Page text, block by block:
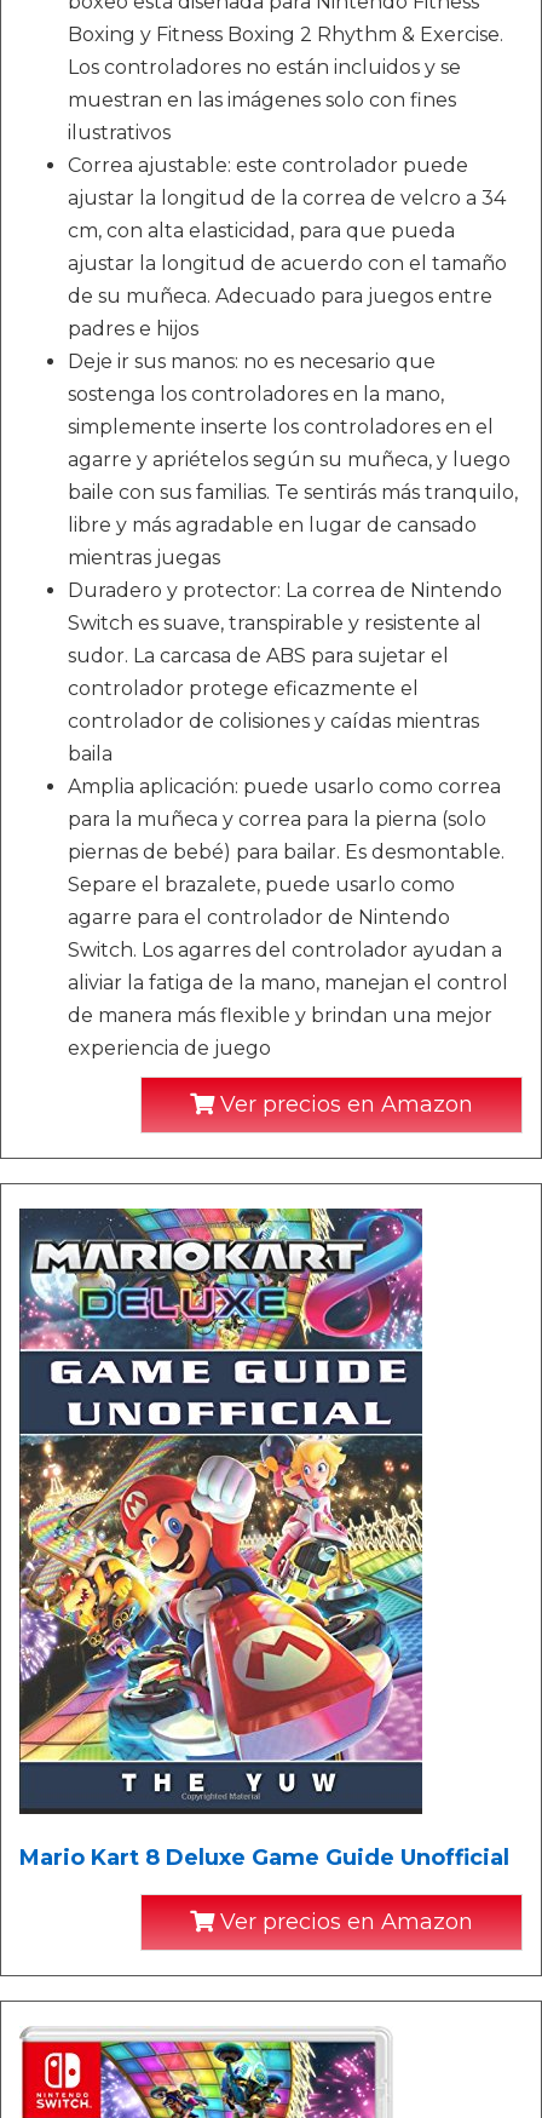
Boxing y Fitness Boxing 2 Rhythm & Exercise.
Los controladores no están incluidos y se
muestran en las imágenes solo con fines
ilustrativos
Correa ajustable: este controlador puede
ajustar la longitud de la correa de velcro a 34
cm, con alta elasticidad, para que pueda
ajustar la longitud de acuerdo con el tamaño
de su muñeca. Adecuado para juegos entre
padres e hijos
Deje ir sus manos: no es necesario que
sostenga los controladores en la mano,
simplemente inserte los controladores en el
agarre y apriételos según su muñeca, y luego
baile con sus familias. Te sentirás más tranquilo,
libre y más agradable en lugar de cansado
mientras juegas
Duradero y protector: La correa de Nintendo
Switch es suave, transpirable y resistente al
sudor. La carcasa de ABS para sujetar el
controlador protege eficazmente el
controlador de colisiones y caídas mientras
baila
Amplia aplicación: puede usarlo como correa
para la muñeca y correa para la pierna (solo
piernas de bebé) para bailar. Es desmontable.
Separe el brazalete, puede usarlo como
agarre para el controlador de Nintendo
Switch. Los agarres del controlador ayudan a
aliviar la fatiga de la mano, manejan el control
de manera más flexible y brindan una mejor
experiencia de juego
Ver precios en Amazon
Mario Kart 8 Deluxe Game Guide Unofficial
Ver precios en Amazon